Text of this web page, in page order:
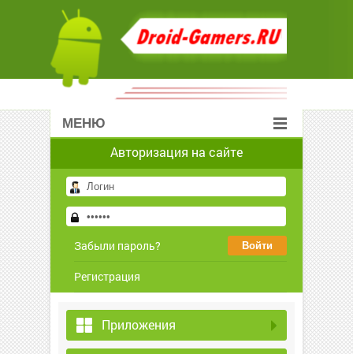
МЕНЮ
Авторизация на сайте
Забыли пароль?
Регистрация
Приложения